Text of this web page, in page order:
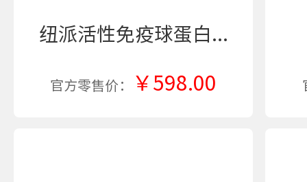
纽派活性免疫球蛋白...
官方零售价： ￥598.00